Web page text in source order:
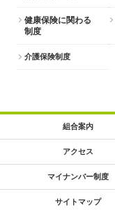
健康保険に関わる
制度
介護保険制度
組合案内
アクセス
マイナンバー制度
サイトマップ